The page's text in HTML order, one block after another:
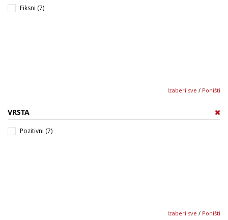
Fiksni (7)
Izaberi sve / Poništi
VRSTA
Pozitivni (7)
Izaberi sve / Poništi